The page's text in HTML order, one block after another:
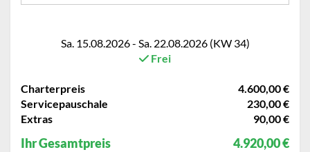
Sa. 15.08.2026 - Sa. 22.08.2026 (KW 34)
Frei
Charterpreis
4.600,00 €
Servicepauschale
230,00 €
Extras
90,00 €
Ihr Gesamtpreis 4.920,00 €